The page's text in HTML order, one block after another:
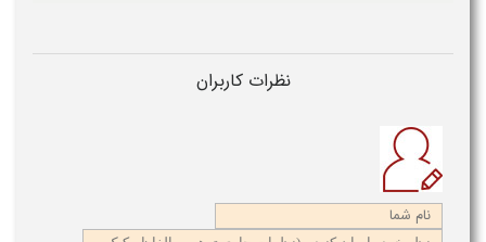
نظرات کاربران